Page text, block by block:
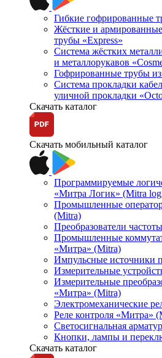
Гибкие гофрированные
Жёсткие и
трубы «Express»
Система жёстких
и металлорукавов
Гофрированные трубы
Система прокладки
уличной прокладки
Скачать каталог
Скачать мобильный каталог
Программируемые
«Митра Логик» (Mitra
Промышленные
(Mitra)
Преобразователи
Промышленные
«Митра» (Mitra)
Импульсные источники
Измерительные
Измерительные
«Митра» (Mitra)
Электромеханические
Реле контроля «Митра»
Светосигнальная
Кнопки, лампы и
Скачать каталог